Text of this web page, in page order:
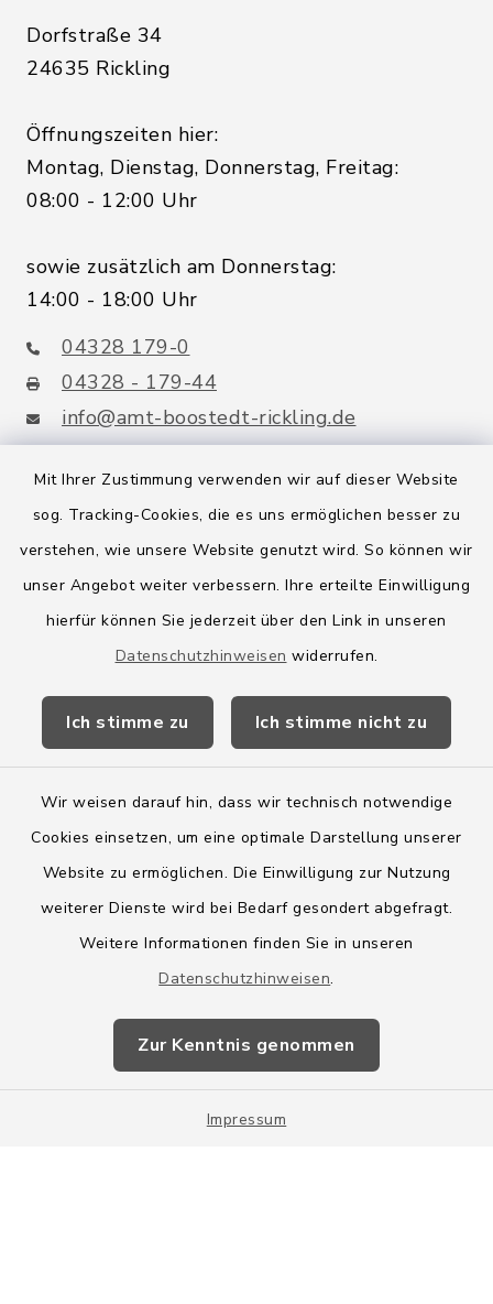
Mit Ihrer Zustimmung verwenden wir auf dieser Website
sog. Tracking-Cookies, die es uns ermöglichen besser zu
verstehen, wie unsere Website genutzt wird. So können wir
unser Angebot weiter verbessern. Ihre erteilte Einwilligung
hierfür können Sie jederzeit über den Link in unseren
Datenschutzhinweisen widerrufen.
Ich stimme zu Ich stimme nicht zu
Wir weisen darauf hin, dass wir technisch notwendige
Cookies einsetzen, um eine optimale Darstellung unserer
Website zu ermöglichen. Die Einwilligung zur Nutzung
weiterer Dienste wird bei Bedarf gesondert abgefragt.
Weitere Informationen finden Sie in unseren
Datenschutzhinweisen.
Zur Kenntnis genommen
Impressum
Dorfstraße 34
24635 Rickling
Öffnungszeiten hier:
Montag, Dienstag, Donnerstag, Freitag:
08:00 - 12:00 Uhr
sowie zusätzlich am Donnerstag:
14:00 - 18:00 Uhr
04328 179-0
04328 - 179-44
info@amt-boostedt-rickling.de
Quicklinks
Amt Boostedt-Rickling
Amtsbroschüre
Wege-Zweckverband
Barrierefreiheit
Impressum
Sitemap